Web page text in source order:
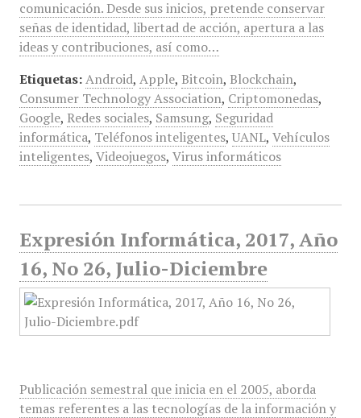
comunicación. Desde sus inicios, pretende conservar
señas de identidad, libertad de acción, apertura a las
ideas y contribuciones, así como…
Etiquetas: Android, Apple, Bitcoin, Blockchain,
Consumer Technology Association, Criptomonedas,
Google, Redes sociales, Samsung, Seguridad
informática, Teléfonos inteligentes, UANL, Vehículos
inteligentes, Videojuegos, Virus informáticos
Expresión Informática, 2017, Año
16, No 26, Julio-Diciembre
Publicación semestral que inicia en el 2005, aborda
temas referentes a las tecnologías de la información y